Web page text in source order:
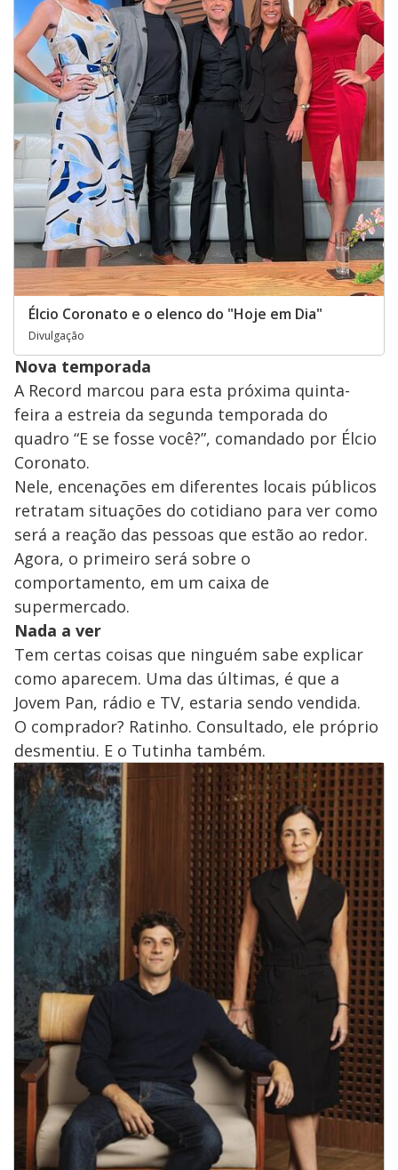
Élcio Coronato e o elenco do "Hoje em Dia"
Divulgação
Nova temporada
A Record marcou para esta próxima quinta-
feira a estreia da segunda temporada do
quadro “E se fosse você?”, comandado por Élcio
Coronato.
Nele, encenações em diferentes locais públicos
retratam situações do cotidiano para ver como
será a reação das pessoas que estão ao redor.
Agora, o primeiro será sobre o
comportamento, em um caixa de
supermercado.
Nada a ver
Tem certas coisas que ninguém sabe explicar
como aparecem. Uma das últimas, é que a
Jovem Pan, rádio e TV, estaria sendo vendida.
O comprador? Ratinho. Consultado, ele próprio
desmentiu. E o Tutinha também.